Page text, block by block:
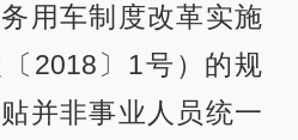
用车制度改革实施
2018〕1号）的规
并非事业人员统一